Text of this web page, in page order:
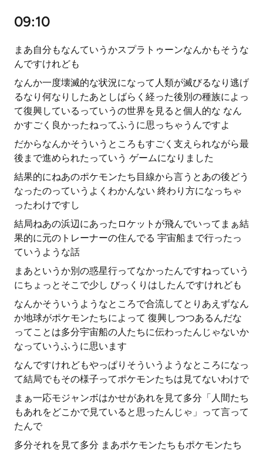
09:10
まあ自分もなんていうかスプラトゥーンなんかもそうな
んですけれども
なんか一度壊滅的な状況になって人類が滅びるなり逃げ
るなり何なりしたあとしばらく経った後別の種族によっ
て復興しているっていうの世界を見ると個人的な なん
かすごく良かったねってふうに思っちゃうんですよ
だからなんかそういうところもすごく支えられながら最
後まで進められたっていう ゲームになりました
結果的にねあのポケモンたち目線から言うとあの後どう
なったのっていうよくわかんない 終わり方になっちゃ
ったわけですし
結局ねあの浜辺にあったロケットが飛んでいってまぁ結
果的に元のトレーナーの住んでる 宇宙船まで行ったっ
ていうような話
まあというか別の惑星行ってなかったんですねっていう
にちょっとそこで少し びっくりはしたんですけれども
なんかそういうようなところで合流してとりあえずなん
か地球がポケモンたちによって 復興しつつあるんだな
ってことは多分宇宙船の人たちに伝わったんじゃないか
なっていうふうに思います
なんですけれどもやっぱりそういうようなところになっ
て結局でもその様子ってポケモンたちは見てないわけで
まぁ一応モジャンボはかせがあれを見て多分「人間たち
もあれをどこかで見ていると思ったんじゃ」って言って
たんで
多分それを見て多分 まあポケモンたちもポケモンたち